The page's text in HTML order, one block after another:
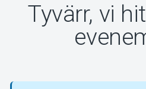
Tyvärr, vi